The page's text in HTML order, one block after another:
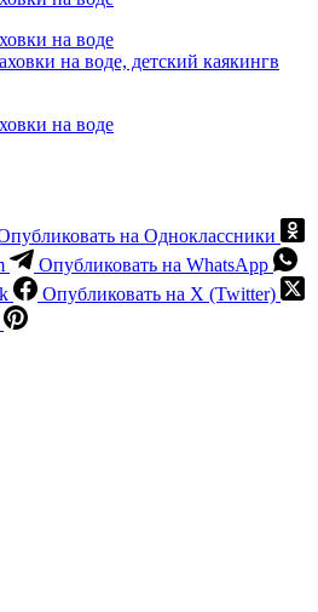
на Одноклассники
Опубликовать на WhatsApp
Опубликовать на X (Twitter)